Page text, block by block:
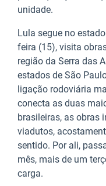
unidade.
Lula segue no
feira (15), visita
região da Serra das
estados de São
ligação rodoviária
conecta as duas
brasileiras, as obras
viadutos,
sentido. Por ali,
mês, mais de um
carga.